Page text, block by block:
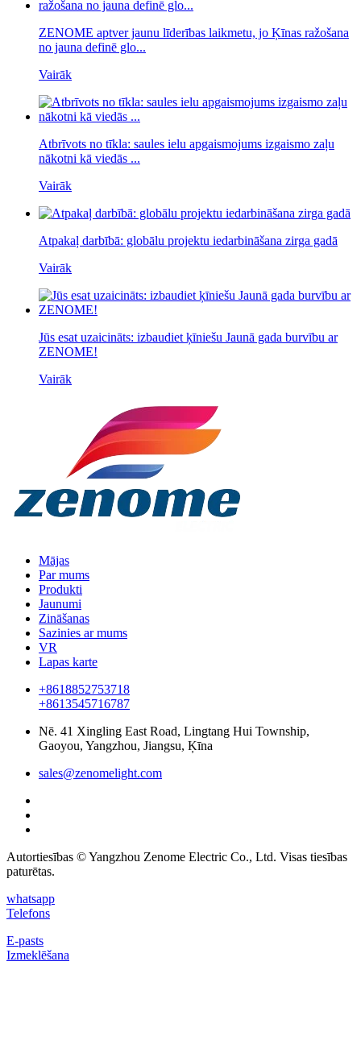
ZENOME aptver jaunu līderības laikmetu, jo Ķīnas ražošana
no jauna definē glo...
Vairāk
Atbrīvots no tīkla: saules ielu apgaismojums izgaismo zaļu
nākotni kā viedās ...
Vairāk
Atpakaļ darbībā: globālu projektu iedarbināšana zirga gadā
Vairāk
Jūs esat uzaicināts: izbaudiet ķīniešu Jaunā gada burvību ar
ZENOME!
Vairāk
Mājas
Par mums
Produkti
Jaunumi
Zināšanas
Sazinies ar mums
VR
Lapas karte
+8618852753718
+8613545716787
Nē. 41 Xingling East Road, Lingtang Hui Township,
Gaoyou, Yangzhou, Jiangsu, Ķīna
sales@zenomelight.com
Autortiesības © Yangzhou Zenome Electric Co., Ltd. Visas tiesības
paturētas.
whatsapp
Telefons
E-pasts
Izmeklēšana